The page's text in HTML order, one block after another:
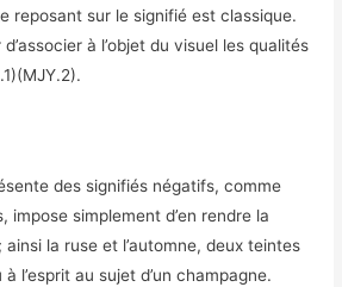
reposant sur le signifié est classique.
à l’objet du visuel les qualités
des signifiés négatifs, comme
impose simplement d’en rendre la
la ruse et l’automne, deux teintes
à l’esprit au sujet d’un champagne.